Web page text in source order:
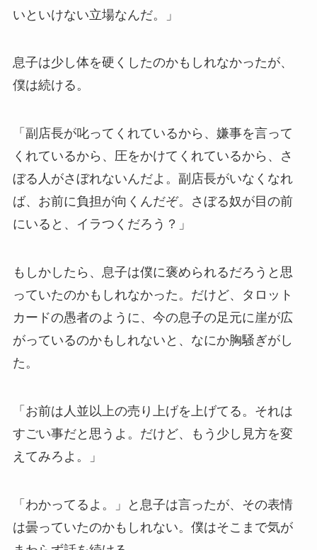
いといけない立場なんだ。」
息子は少し体を硬くしたのかもしれなかったが、
僕は続ける。
「副店長が叱ってくれているから、嫌事を言って
くれているから、圧をかけてくれているから、さ
ぼる人がさぼれないんだよ。副店長がいなくなれ
ば、お前に負担が向くんだぞ。さぼる奴が目の前
にいると、イラつくだろう？」
もしかしたら、息子は僕に褒められるだろうと思
っていたのかもしれなかった。だけど、タロット
カードの愚者のように、今の息子の足元に崖が広
がっているのかもしれないと、なにか胸騒ぎがし
た。
「お前は人並以上の売り上げを上げてる。それは
すごい事だと思うよ。だけど、もう少し見方を変
えてみろよ。」
「わかってるよ。」と息子は言ったが、その表情
は曇っていたのかもしれない。僕はそこまで気が